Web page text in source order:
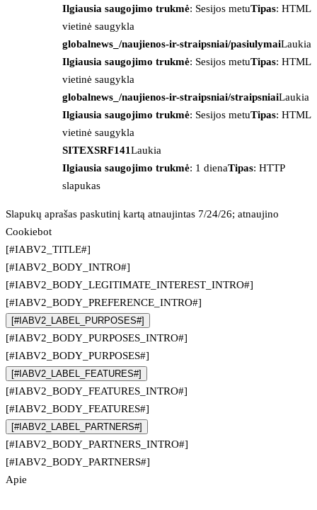
Ilgiausia saugojimo trukmė: Sesijos metuTipas: HTML
vietinė saugykla
globalnews_/naujienos-ir-straipsniai/pasiulymaiLaukia
Ilgiausia saugojimo trukmė: Sesijos metuTipas: HTML
vietinė saugykla
globalnews_/naujienos-ir-straipsniai/straipsniaiLaukia
Ilgiausia saugojimo trukmė: Sesijos metuTipas: HTML
vietinė saugykla
SITEXSRF141Laukia
Ilgiausia saugojimo trukmė: 1 dienaTipas: HTTP
slapukas
Slapukų aprašas paskutinį kartą atnaujintas 7/24/26; atnaujino
Cookiebot
[#IABV2_TITLE#]
[#IABV2_BODY_INTRO#]
[#IABV2_BODY_LEGITIMATE_INTEREST_INTRO#]
[#IABV2_BODY_PREFERENCE_INTRO#]
[#IABV2_LABEL_PURPOSES#]
[#IABV2_BODY_PURPOSES_INTRO#]
[#IABV2_BODY_PURPOSES#]
[#IABV2_LABEL_FEATURES#]
[#IABV2_BODY_FEATURES_INTRO#]
[#IABV2_BODY_FEATURES#]
[#IABV2_LABEL_PARTNERS#]
[#IABV2_BODY_PARTNERS_INTRO#]
[#IABV2_BODY_PARTNERS#]
Apie